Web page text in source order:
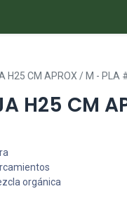
H25 CM APROX / M - PLA
H25 CM
orgánica